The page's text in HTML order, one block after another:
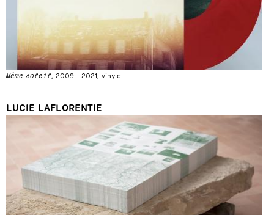
Même soleil , 2009 - 2021, vinyle
LUCIE LAFLORENTIE